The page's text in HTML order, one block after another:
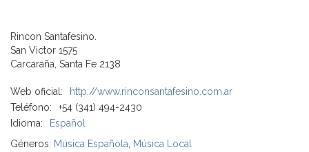
Rincon Santafesino.
San Victor 1575
Carcaraña, Santa Fe 2138
Web oficial:
http://www.rinconsantafesino.com.ar
Teléfono:
+54 (341) 494-2430
Idioma:
Español
Géneros: Música Española Música Local